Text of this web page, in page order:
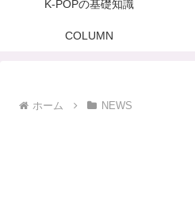
K-POPの基礎知識
COLUMN
ホーム NEWS